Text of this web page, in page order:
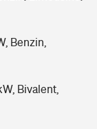
Benzin,
Bivalent,